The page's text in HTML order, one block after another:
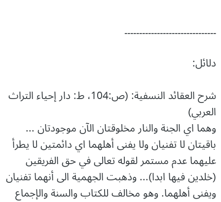
۔۔۔۔۔۔۔۔۔۔۔۔۔۔۔۔۔۔۔۔۔۔۔۔۔۔۔۔۔۔۔
دلائل:
شرح العقائد النسفية: (ص:104، ط: دار إحياء التراث
العربي)
وهما اي الجنة والنار مخلوقتان الآن موجودتان ...
باقيتان لا تفنيان ولا يفنى أهلهما اي دائمتين لا يطرأ
عليهما عدم مستمر لقوله تعالى في حق الفريقين
(خلدين فيها ابدا)... وذهبت الجهمية الى أنهما تفنيان
ويفنى أهلهما. وهو مخالف للكتاب والسنة والإجماع